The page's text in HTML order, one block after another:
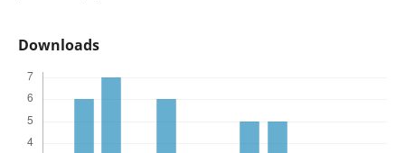
Downloads